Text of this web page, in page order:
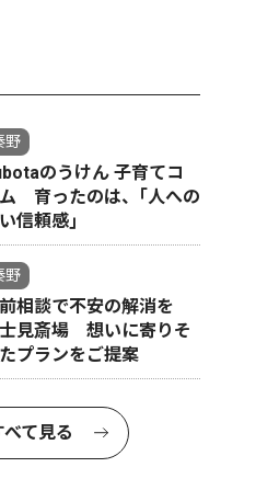
野
のうけん 子育てコ
育ったのは、｢人への
信頼感｣
野
相談で不安の解消を
見斎場 想いに寄りそ
プランをご提案
べて見る